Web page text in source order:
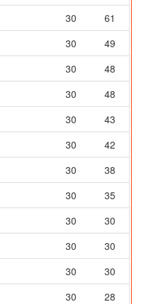
30
61
30
49
30
48
30
48
30
43
30
42
30
38
30
35
30
30
30
30
30
30
30
28